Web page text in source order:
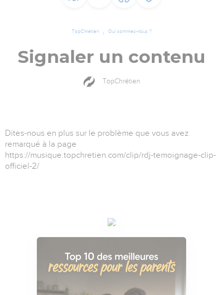
TopChrétien Qui sommes-nous ?
Signaler un contenu
TopChrétien
Dites-nous en plus sur le problème que vous avez
remarqué à la page
https://musique.topchretien.com/clip/rdj-temoignage-clip-
officiel-2/